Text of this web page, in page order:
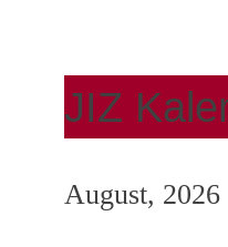
JIZ
August, 2026